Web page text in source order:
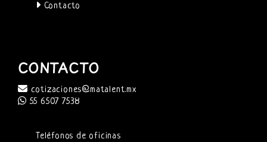
Contacto
CONTACTO
cotizaciones@matalent.mx
55 6507 7538
Teléfonos de oficinas